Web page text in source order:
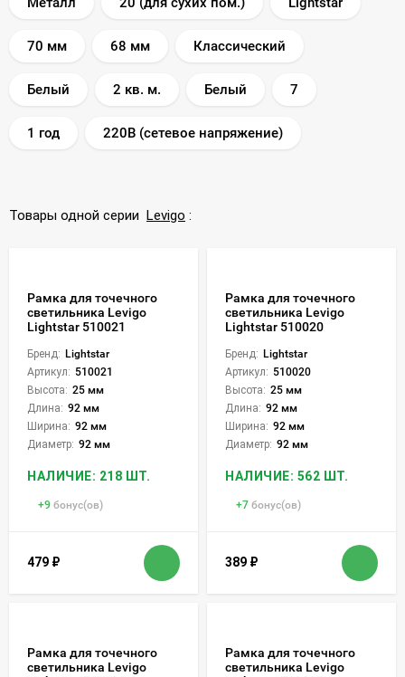
70 мм 68 мм Классический
Белый 2 кв. м. Белый 7
1 год 220В (сетевое напряжение)
Товары одной серии Levigo :
Рамка для точечного
светильника Levigo
Lightstar 510021
Бренд: Lightstar
Артикул: 510021
Высота: 25 мм
Длина: 92 мм
Ширина: 92 мм
Диаметр: 92 мм
НАЛИЧИЕ: 218 ШТ.
+9 бонус(ов)
479 ₽
Рамка для точечного
светильника Levigo
Lightstar 510020
Бренд: Lightstar
Артикул: 510020
Высота: 25 мм
Длина: 92 мм
Ширина: 92 мм
Диаметр: 92 мм
НАЛИЧИЕ: 562 ШТ.
+7 бонус(ов)
389 ₽
Рамка для точечного
светильника Levigo
Рамка для точечного
светильника Levigo